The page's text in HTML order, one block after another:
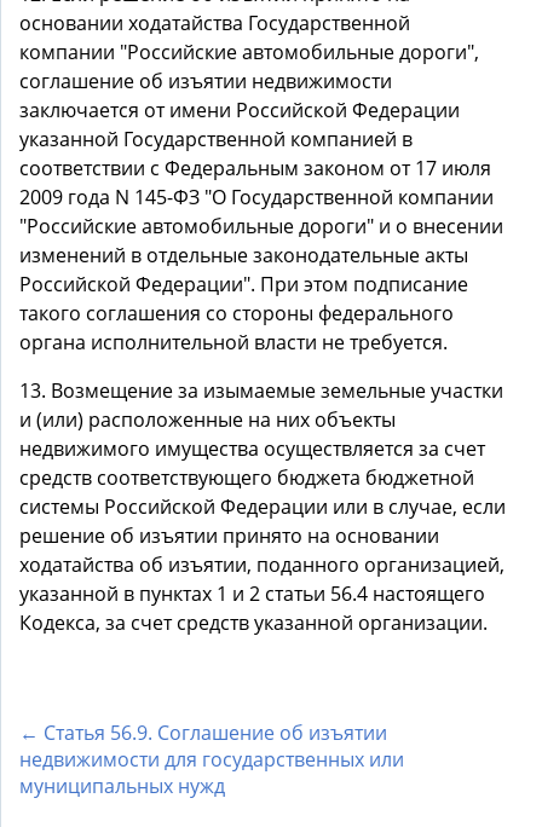
основании ходатайства Государственной
компании "Российские автомобильные дороги",
соглашение об изъятии недвижимости
заключается от имени Российской Федерации
указанной Государственной компанией в
соответствии с Федеральным законом от 17 июля
2009 года N 145-ФЗ "О Государственной компании
"Российские автомобильные дороги" и о внесении
изменений в отдельные законодательные акты
Российской Федерации". При этом подписание
такого соглашения со стороны федерального
органа исполнительной власти не требуется.
13. Возмещение за изымаемые земельные участки
и (или) расположенные на них объекты
недвижимого имущества осуществляется за счет
средств соответствующего бюджета бюджетной
системы Российской Федерации или в случае, если
решение об изъятии принято на основании
ходатайства об изъятии, поданного организацией,
указанной в пунктах 1 и 2 статьи 56.4 настоящего
Кодекса, за счет средств указанной организации.
← Статья 56.9. Соглашение об изъятии
недвижимости для государственных или
муниципальных нужд